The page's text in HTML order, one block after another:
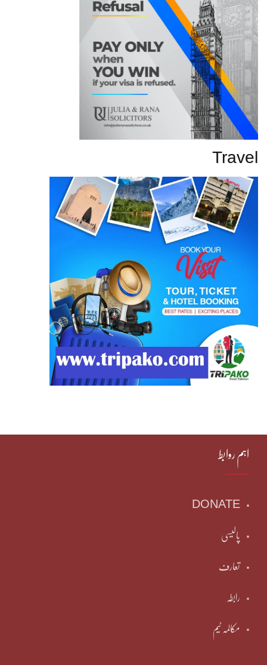
Travel
اہم روابط
DONATE
پالیسی
تعارف
رابطہ
مکالمہ ٹیم